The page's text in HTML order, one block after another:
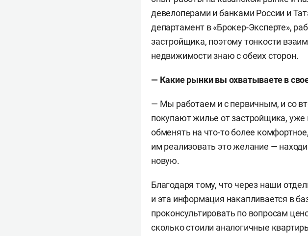
девелоперами и банками России и
департамент в «Брокер-Эксперте»,
застройщика, поэтому тонкости
недвижимости знаю с обеих сторон.
— Какие рынки вы охватываете в
— Мы работаем и с первичным, и со
покупают жилье от застройщика,
обменять на что-то более
им реализовать это желание —
новую.
Благодаря тому, что через наши
и эта информация накапливается в
проконсультировать по вопросам
сколько стоили аналогичные